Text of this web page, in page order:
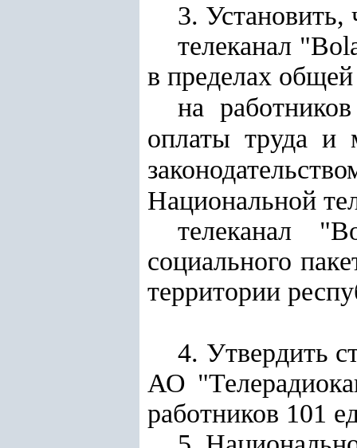
3. Установить,
телеканал
в пределах
на
оплаты труда и
Национальной
телеканал
социального
территории
4. Утвердить
АО
работников 101